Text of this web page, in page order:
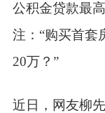
公积金贷款最
注：“购买首套
20万？”
近日，网友柳